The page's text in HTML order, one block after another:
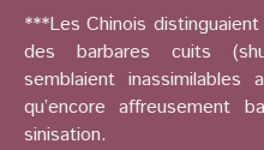
***Les Chinois
des barbares cuits
semblaient
qu’encore affreusement
sinisation.